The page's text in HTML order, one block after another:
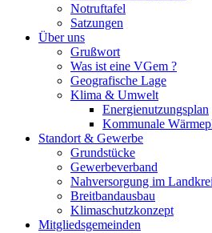
Notruftafel
Satzungen
Über uns
Grußwort
Was ist eine VGem ?
Geografische Lage
Klima & Umwelt
Energienutzungsplan
Kommunale
Standort & Gewerbe
Grundstücke
Gewerbeverband
Nahversorgung im
Breitbandausbau
Klimaschutzkonzept
Mitgliedsgemeinden